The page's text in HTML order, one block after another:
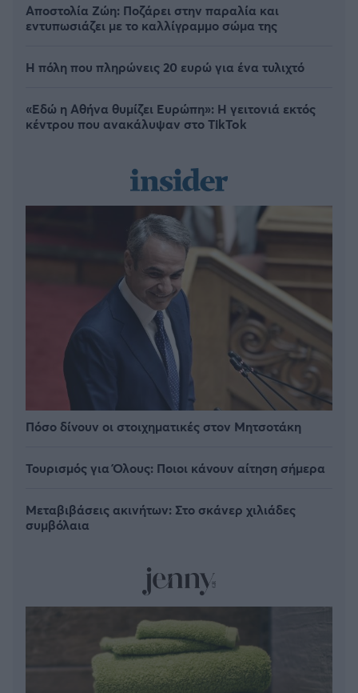
Αποστολία Ζώη: Ποζάρει στην παραλία και
εντυπωσιάζει με το καλλίγραμμο σώμα της
Η πόλη που πληρώνεις 20 ευρώ για ένα τυλιχτό
«Εδώ η Αθήνα θυμίζει Ευρώπη»: H γειτονιά εκτός
κέντρου που ανακάλυψαν στο TikTok
Πόσο δίνουν οι στοιχηματικές στον Μητσοτάκη
Τουρισμός για Όλους: Ποιοι κάνουν αίτηση σήμερα
Μεταβιβάσεις ακινήτων: Στο σκάνερ χιλιάδες
συμβόλαια